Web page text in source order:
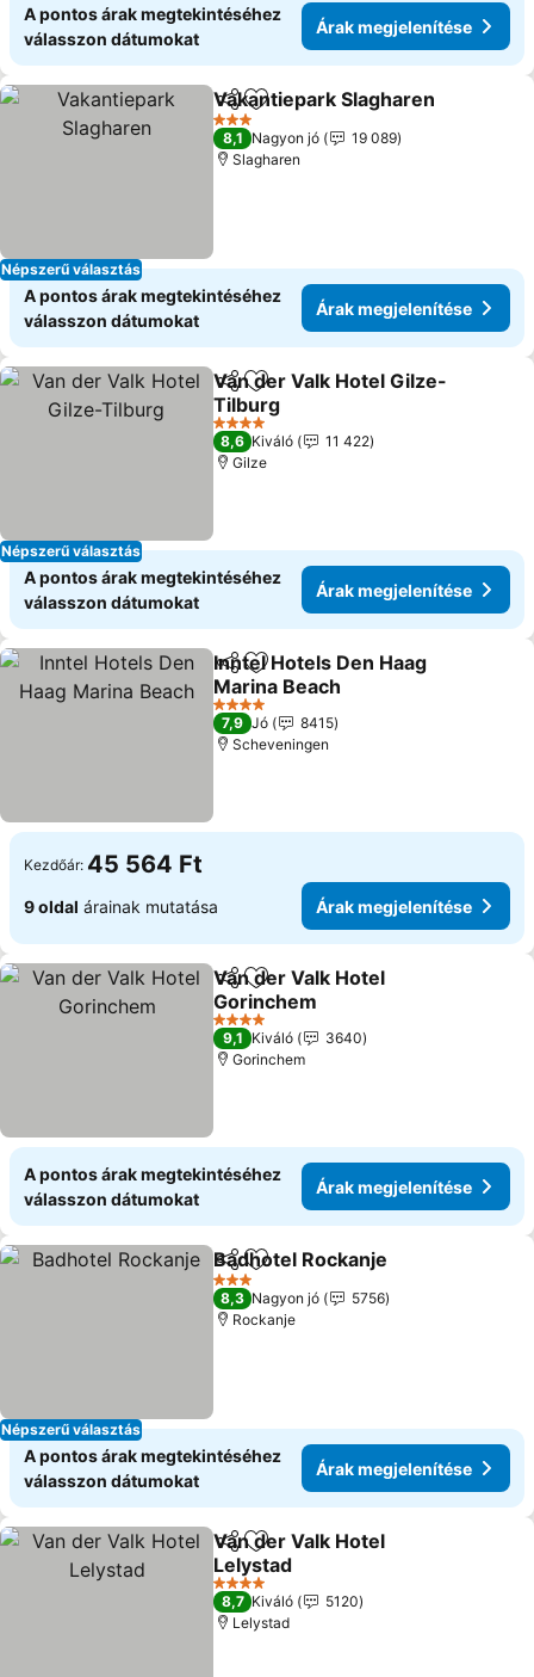
A pontos árak megtekintéséhez
válasszon dátumokat
Árak megjelenítése
Népszerű választás
Megosztás
Hozzáadás a kedvencekhez
Vakantiepark Slagharen
3 Kategória
8,1 Nagyon jó
19 089
Slagharen
A pontos árak megtekintéséhez
válasszon dátumokat
Árak megjelenítése
Népszerű választás
Megosztás
Hozzáadás a kedvencekhez
Van der Valk Hotel Gilze-
Tilburg
Árak megjelenítése
4 Kategória
8,6 Kiváló
11 422
Gilze
A pontos árak megtekintéséhez
válasszon dátumokat
Árak megjelenítése
Megosztás
Hozzáadás a kedvencekhez
Inntel Hotels Den Haag
Marina Beach
Árak megjelenítése
4 Kategória
7,9 Jó
8415
Scheveningen
Kezdőár: 45 564 Ft
9 oldal árainak mutatása Árak megjelenítése
Megosztás
Hozzáadás a kedvencekhez
Van der Valk Hotel
Gorinchem
Árak megjelenítése
4 Kategória
9,1 Kiváló
3640
Gorinchem
A pontos árak megtekintéséhez
válasszon dátumokat
Árak megjelenítése
Népszerű választás
Megosztás
Hozzáadás a kedvencekhez
Badhotel Rockanje
3 Kategória
8,3 Nagyon jó
5756
Rockanje
A pontos árak megtekintéséhez
válasszon dátumokat
Árak megjelenítése
Megosztás
Hozzáadás a kedvencekhez
Van der Valk Hotel
Lelystad
Árak megjelenítése
4 Kategória
8,7 Kiváló
5120
Lelystad